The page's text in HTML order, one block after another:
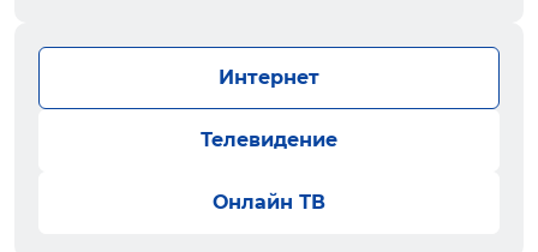
Интернет
Телевидение
Онлайн ТВ